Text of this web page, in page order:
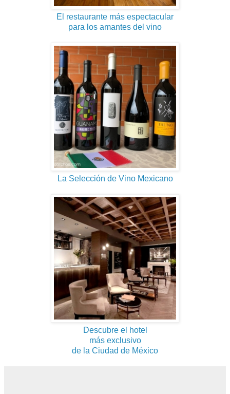
El restaurante más espectacular
para los amantes del vino
La Selección de Vino Mexicano
Descubre el hotel
más exclusivo
de la Ciudad de México